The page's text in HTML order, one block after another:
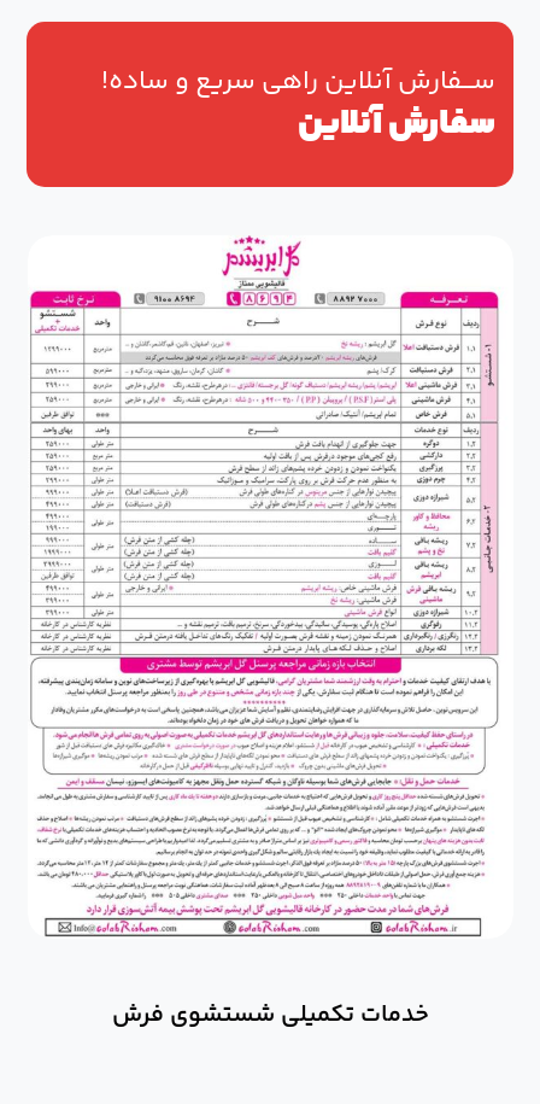
ســـفارش آنلاین راهی سریع و ساده!
سفارش آنلاین
خدمات تكميلی شستشوی فرش